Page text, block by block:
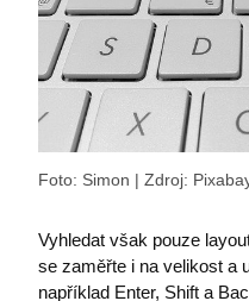
Foto: Simon | Zdroj:
Vyhledat však pouze
se zaměřte i na velikost a
například Enter, Shift a